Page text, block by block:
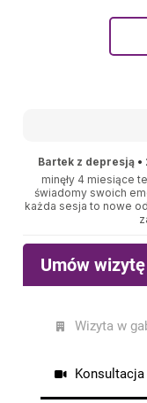
Bartek z depresją •
minęły 4 miesiące
świadomy swoich
każda sesja to nowe
Bardzo duze
Bardzo miła Pani
Agata L•
Najlepsza Pani